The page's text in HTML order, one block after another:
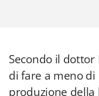
Secondo il dottor
di fare a meno
produzione